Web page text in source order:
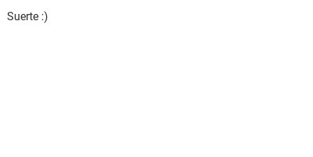
Suerte :)